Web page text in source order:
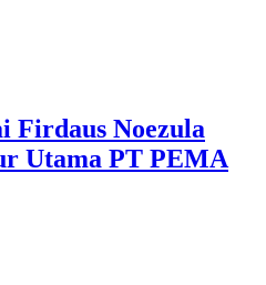
Firdaus Noezula
Utama PT PEMA